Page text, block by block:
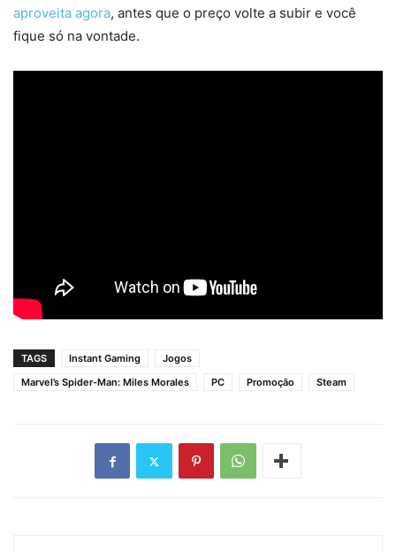
aproveita agora, antes que o preço volte a subir e você
fique só na vontade.
TAGS Instant Gaming
Jogos
Marvel’s Spider-Man: Miles Morales
PC Promoção Steam